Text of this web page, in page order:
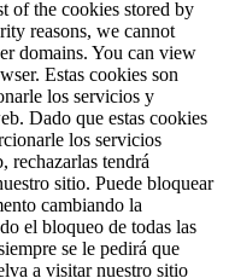
of the cookies stored by
reasons, we cannot
domains. You can view
Estas cookies son
los servicios y
Dado que estas cookies
los servicios
rechazarlas tendrá
sitio. Puede bloquear
cambiando la
el bloqueo de todas las
se le pedirá que
a visitar nuestro sitio